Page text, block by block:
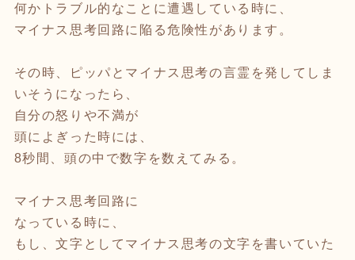
何かトラブル的なことに遭遇している時に、
マイナス思考回路に陥る危険性があります。
その時、ピッパとマイナス思考の言霊を発してしま
いそうになったら、
自分の怒りや不満が
頭によぎった時には、
8秒間、頭の中で数字を数えてみる。
マイナス思考回路に
なっている時に、
もし、文字としてマイナス思考の文字を書いていた